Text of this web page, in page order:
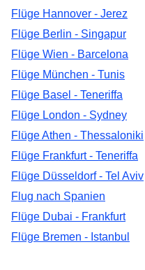
Flüge Hannover - Jerez
Flüge Berlin - Singapur
Flüge Wien - Barcelona
Flüge München - Tunis
Flüge Basel - Teneriffa
Flüge London - Sydney
Flüge Athen - Thessaloniki
Flüge Frankfurt - Teneriffa
Flüge Düsseldorf - Tel Aviv
Flug nach Spanien
Flüge Dubai - Frankfurt
Flüge Bremen - Istanbul